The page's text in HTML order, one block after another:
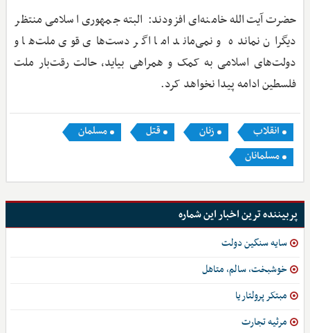
حضرت آیت‌الله خامنه‌ای افزودند: البته جمهوری اسلامی منتظر
دیگران نمانده و نمی‌ماند اما اگر دست‌های قوی ملت‌ها و
دولت‌های اسلامی به کمک و همراهی بیاید، حالت رقت‌بار ملت
فلسطین ادامه پیدا نخواهد کرد.
انقلاب زنان قتل
مسلمان
مسلمانان
پربیننده ترین اخبار این شماره
سایه سنگین دولت
خوشبخت، سالم، متاهل
مبتکر پرولتاریا
مرثیه تجارت